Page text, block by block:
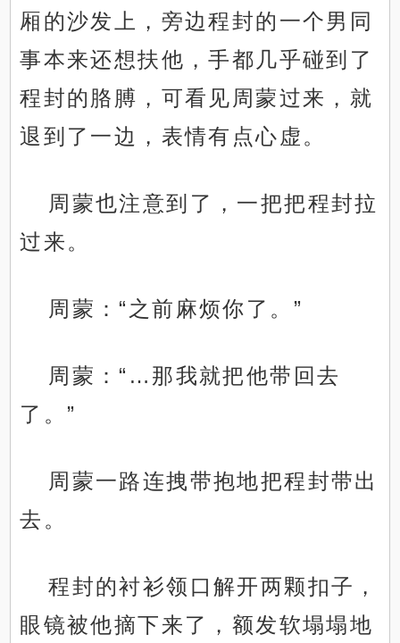
厢的沙发上，旁边程封的一个男同
事本来还想扶他，手都几乎碰到了
程封的胳膊，可看见周蒙过来，就
退到了一边，表情有点心虚。
周蒙也注意到了，一把把程封拉
过来。
周蒙：“之前麻烦你了。”
周蒙：“…那我就把他带回去
了。”
周蒙一路连拽带抱地把程封带出
去。
程封的衬衫领口解开两颗扣子，
眼镜被他摘下来了，额发软塌塌地